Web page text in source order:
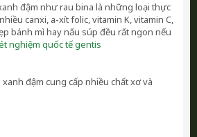
đậm như rau bina là những loại thực
canxi, a-xít folic, vitamin K, vitamin C,
bánh mì hay nấu súp đều rất ngon nếu
nghiệm quốc tế gentis
xanh đậm cung cấp nhiều chất xơ và